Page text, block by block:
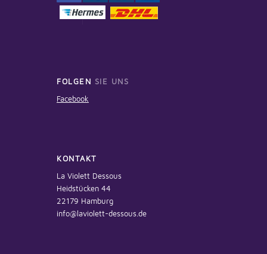
FOLGEN SIE UNS
Facebook
KONTAKT
La Violett Dessous
Heidstücken 44
22179 Hamburg
info@laviolett-dessous.de